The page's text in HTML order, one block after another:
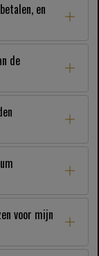
en
de
voor mijn